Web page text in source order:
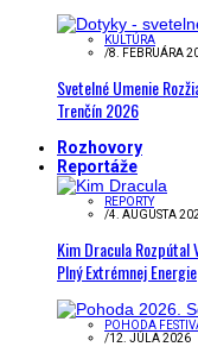
KULTÚRA
/8. FEBRUÁRA
Svetelné Umenie
Trenčín 2026
Rozhovory
Reportáže
REPORTY
/4. AUGUSTA
Kim Dracula Rozpútal
Plný Extrémnej Energie
POHODA
/12. JÚLA 2026